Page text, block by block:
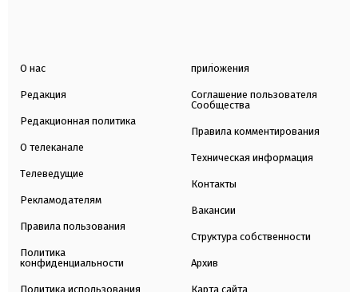
О нас
Редакция
Редакционная политика
О телеканале
Телеведущие
Рекламодателям
Правила пользования
Политика
конфиденциальности
Политика использования
приложения
Соглашение пользователя
Сообщества
Правила комментирования
Техническая информация
Контакты
Вакансии
Структура собственности
Архив
Карта сайта